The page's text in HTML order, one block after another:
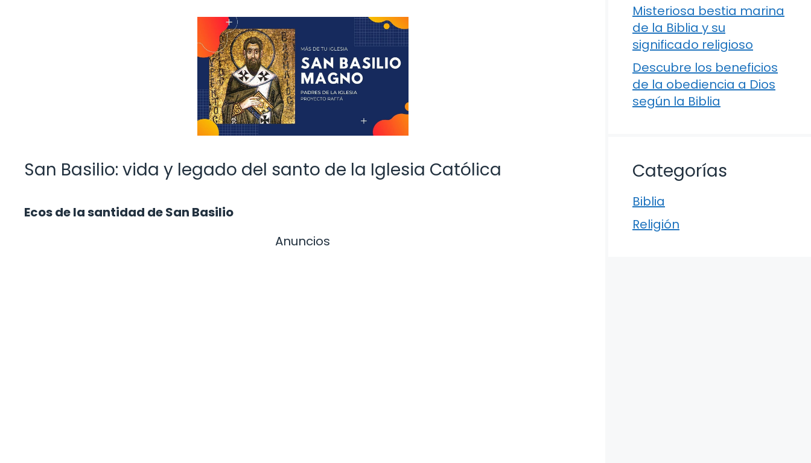
San Basilio: vida y legado del santo de la Iglesia Católica
Ecos de la santidad de San Basilio
Anuncios
Misteriosa bestia marina
de la Biblia y su
significado religioso
Descubre los beneficios
de la obediencia a Dios
según la Biblia
Categorías
Biblia
Religión